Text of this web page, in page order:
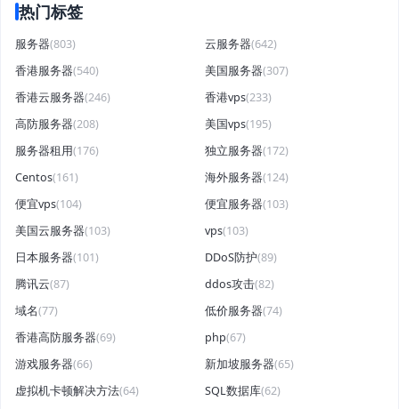
热门标签
服务器(803) 云服务器(642)
香港服务器(540) 美国服务器(307)
香港云服务器(246) 香港vps(233)
高防服务器(208) 美国vps(195)
服务器租用(176) 独立服务器(172)
Centos(161) 海外服务器(124)
便宜vps(104) 便宜服务器(103)
美国云服务器(103) vps(103)
日本服务器(101) DDoS防护(89)
腾讯云(87) ddos攻击(82)
域名(77) 低价服务器(74)
香港高防服务器(69) php(67)
游戏服务器(66) 新加坡服务器(65)
虚拟机卡顿解决方法(64) SQL数据库(62)